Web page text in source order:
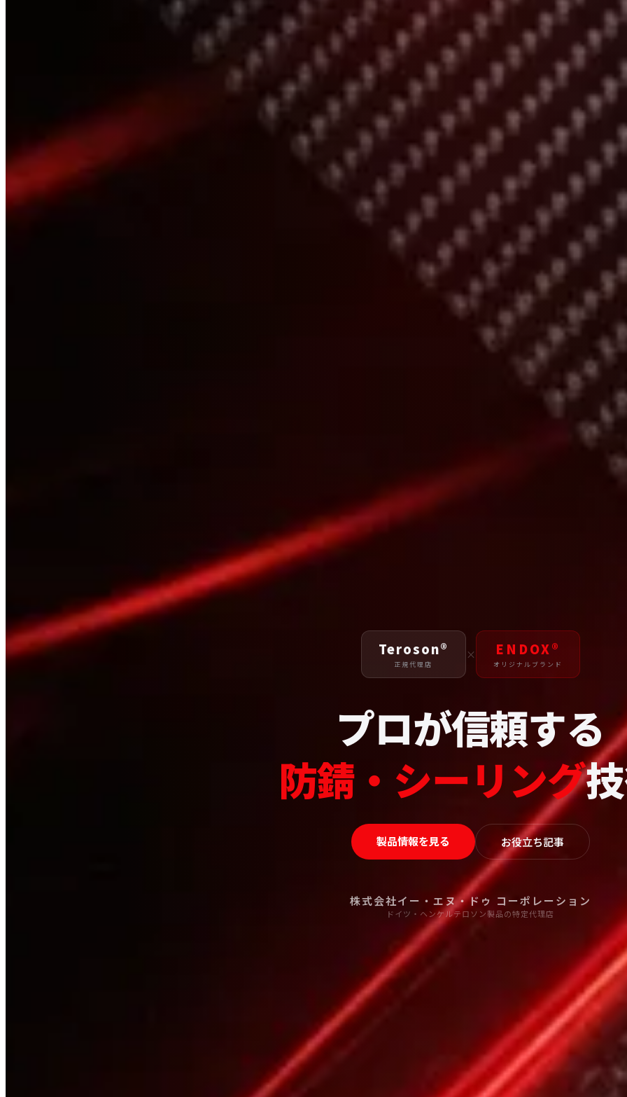
Teroson®
正規代理店
× ENDOX®
オリジナルブランド
プロが信頼する
防錆・シーリング
製品情報を見る お役立ち記事
株式会社イー・エヌ・ドゥ コーポレーション
ドイツ・ヘンケルテロソン製品の特定代理店